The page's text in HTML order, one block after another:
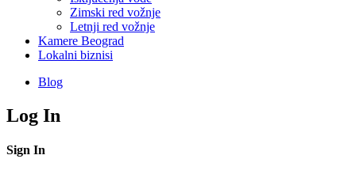
Zimski red vožnje
Letnji red vožnje
Kamere Beograd
Lokalni biznisi
Blog
Log In
Sign In